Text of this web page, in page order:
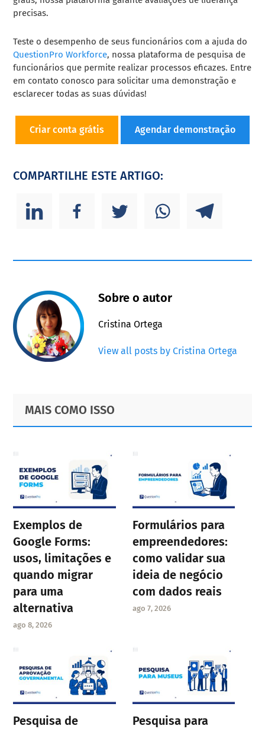
precisas.
Teste o desempenho de seus funcionários com a ajuda do
QuestionPro Workforce, nossa plataforma de pesquisa de
funcionários que permite realizar processos eficazes. Entre
em contato conosco para solicitar uma demonstração e
esclarecer todas as suas dúvidas!
Criar conta grátis Agendar demonstração
COMPARTILHE ESTE ARTIGO:
Sobre o autor
Cristina Ortega
View all posts by Cristina Ortega
Primary
Sidebar
Footer
MAIS COMO ISSO
Exemplos de
Google Forms:
usos, limitações e
quando migrar
para uma
alternativa
ago 8, 2026
Formulários para
empreendedores:
como validar sua
ideia de negócio
com dados reais
ago 7, 2026
Pesquisa de
Pesquisa para